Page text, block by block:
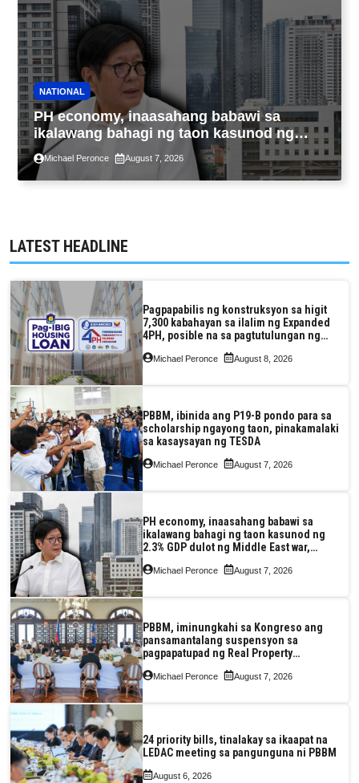
NATIONAL
PH economy, inaasahang babawi sa
ikalawang bahagi ng taon kasunod ng
2.3% GDP dulot ng Middle East war,
pagkaantala ng public construction
Michael Peronce August 7, 2026
LATEST HEADLINE
Pagpapabilis ng konstruksyon sa higit
7,300 kabahayan sa ilalim ng Expanded
4PH, posible na sa pagtutulungan ng
Pag-IBIG at P.A. Alvarez
Michael Peronce August 8, 2026
PBBM, ibinida ang P19-B pondo para sa
scholarship ngayong taon, pinakamalaki
sa kasaysayan ng TESDA
Michael Peronce August 7, 2026
PH economy, inaasahang babawi sa
ikalawang bahagi ng taon kasunod ng
2.3% GDP dulot ng Middle East war,
pagkaantala ng public construction
Michael Peronce August 7, 2026
PBBM, iminungkahi sa Kongreso ang
pansamantalang suspensyon sa
pagpapatupad ng Real Property
Valuation and Assessment Reform Act
Michael Peronce August 7, 2026
24 priority bills, tinalakay sa ikaapat na
LEDAC meeting sa pangunguna ni PBBM
August 6, 2026